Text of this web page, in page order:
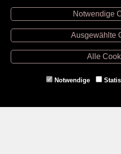
Unsere
Retz -02942/
Hollabrunn -
Eggenburg -
Gmünd -
Notwendige
Ausgewählte
Alle
Notwendige